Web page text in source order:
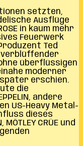
setzten,
Ausflüge
in kaum mehr
Feuerwerk
Ted
verblüffender
überflüssigen
moderner
später erschien.
die
andere
US-Heavy Metal-
dieses
CRÜE und